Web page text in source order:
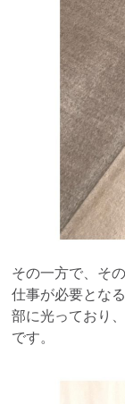
その一方で、そ
仕事が必要とな
部に光っており
です。